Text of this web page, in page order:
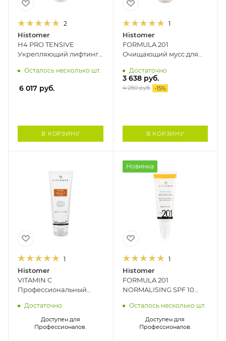
2
Histomer
H4 PRO TENSIVE
Укрепляющий лифтинг-
125 мл
Осталось несколько шт.
6 017 руб.
В КОРЗИНУ
1
Histomer
FORMULA 201
Очищающий мусс для
Достаточно
3 638руб.
4 280руб. -15%
В КОРЗИНУ
1
Histomer
VITAMIN C
Профессиональный
лица HISTOMER, 150 мл
Достаточно
Доступен для
Профессионалов.
Новинка
1
Histomer
FORMULA 201
NORMALISING SPF 10
крем для жирной кожи
HISTOMER, 100 мл
Осталось несколько шт.
Доступен для
Профессионалов.